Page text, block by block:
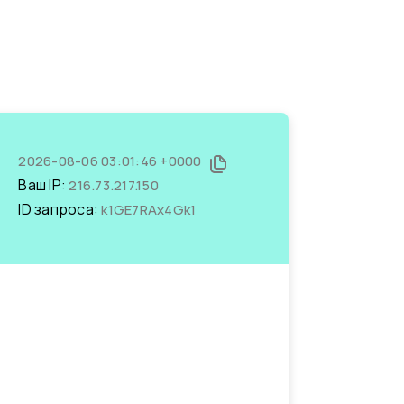
2026-08-06 03:01:46 +0000
Ваш IP:216.73.217.150
ID запроса:k1GE7RAx4Gk1